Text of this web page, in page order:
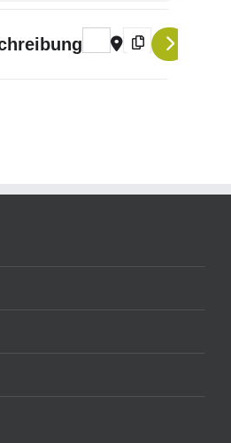
Address - Systemische
Destination